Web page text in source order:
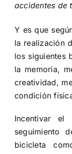
accidentes de
Y es que
la realización
los siguientes
la memoria,
creatividad,
condición
Incentivar
seguimiento
bicicleta